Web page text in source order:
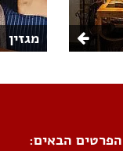
מגזין
הבאים: